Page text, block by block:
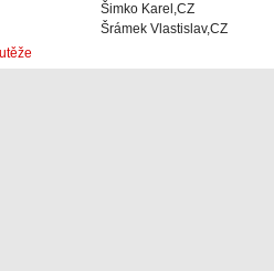
Šimko Karel,CZ
Šrámek Vlastislav,CZ